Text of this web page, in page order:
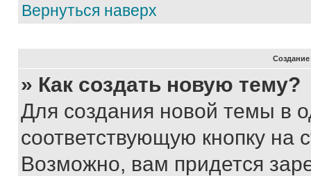
Вернуться наверх
» Как создать новую тему?
Для создания новой темы в
соответствующую кнопку
Возможно, вам придется